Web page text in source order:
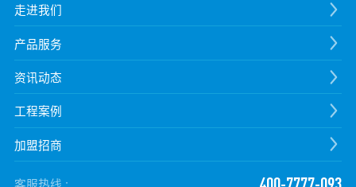
走进我们
产品服务
资讯动态
工程案例
加盟招商
客服热线 :